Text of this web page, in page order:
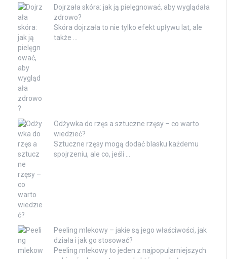
Dojrzała skóra: jak ją pielęgnować, aby wyglądała
zdrowo?
Skóra dojrzała to nie tylko efekt upływu lat, ale
także …
Odżywka do rzęs a sztuczne rzęsy – co warto
wiedzieć?
Sztuczne rzęsy mogą dodać blasku każdemu
spojrzeniu, ale co, jeśli …
Peeling mlekowy – jakie są jego właściwości, jak
działa i jak go stosować?
Peeling mlekowy to jeden z najpopularniejszych